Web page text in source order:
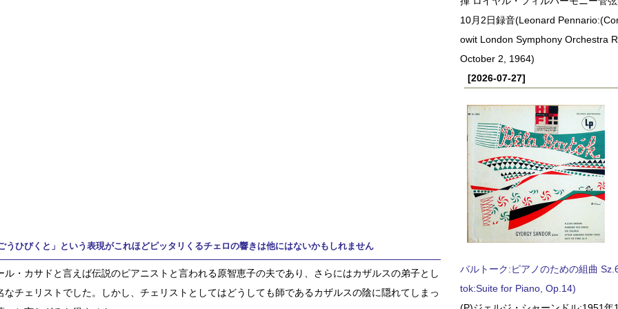
うひびくと」という表現がこれほどピッタリくるチェロの響きは他にはないかもしれません
ル・カサドと言えば伝説のピアニストと言われる原智恵子の夫であり、さらにはカザルスの弟子とし
なチェリストでした。しかし、チェリストとしてはどうしても師であるカザルスの陰に隠れてしまっ
10月2日録音(Leonard
owit London Symphony Orchestra
October 2, 1964)
[2026-07-27]
バルトーク:ピアノのための組曲
tok:Suite for Piano, Op.14)